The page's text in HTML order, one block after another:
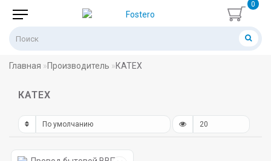
0
Главная Производитель КАТЕХ
КАТЕХ